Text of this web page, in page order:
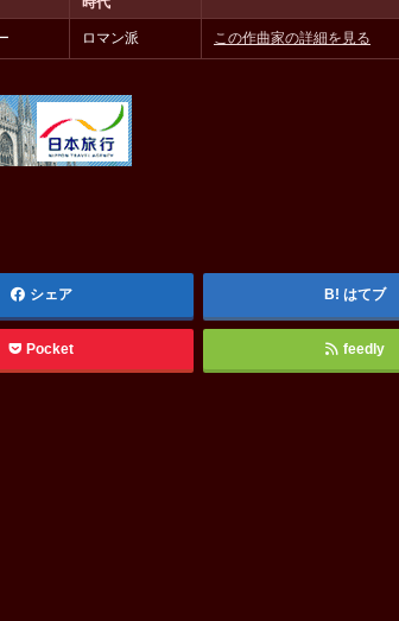
ロマン派 この作曲家の詳細を見る
シェア はてブ
Pocket feedly